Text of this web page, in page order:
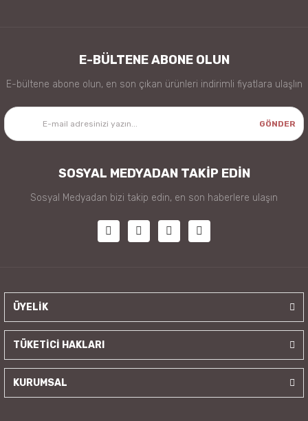
E-BÜLTENE ABONE OLUN
E-bültene abone olun, en son çıkan ürünleri indirimli fiyatlara ulaşlın
GÖNDER
SOSYAL MEDYADAN TAKİP EDİN
Sosyal Medyadan bizi takip edin, en son haberlere ulaşın
ÜYELİK
TÜKETİCİ HAKLARI
KURUMSAL